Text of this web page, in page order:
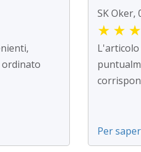
ordinato
SK Oker,
★ ★ ★
Per